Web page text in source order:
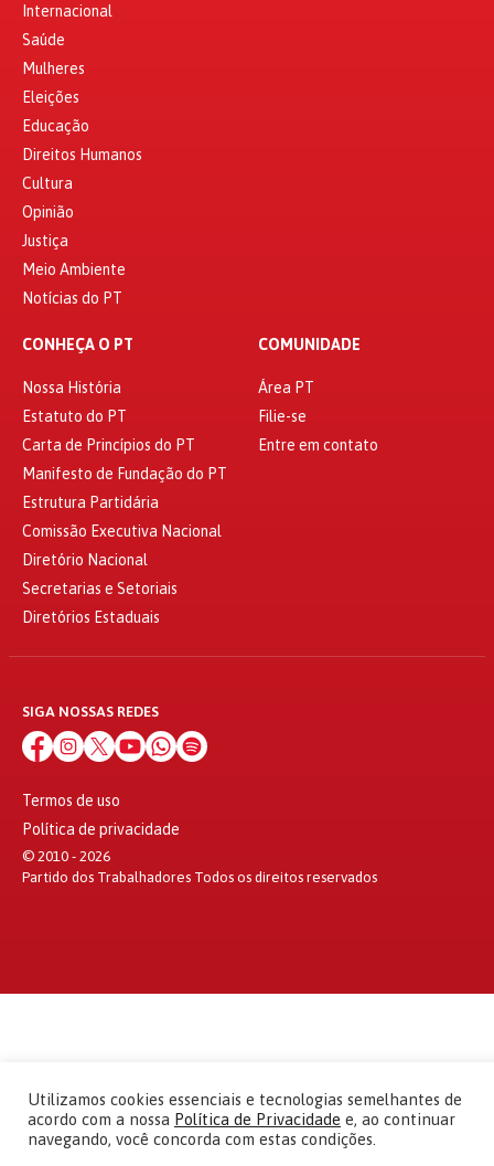
Internacional
Saúde
Mulheres
Eleições
Educação
Direitos Humanos
Cultura
Opinião
Justiça
Meio Ambiente
Notícias do PT
CONHEÇA O PT
Nossa História
Estatuto do PT
Carta de Princípios do PT
Manifesto de Fundação do PT
Estrutura Partidária
Comissão Executiva Nacional
Diretório Nacional
Secretarias e Setoriais
Diretórios Estaduais
COMUNIDADE
Área PT
Filie-se
Entre em contato
SIGA NOSSAS REDES
Termos de uso
Política de privacidade
© 2010 - 2026
Partido dos Trabalhadores Todos os direitos reservados
Utilizamos cookies essenciais e tecnologias semelhantes de
acordo com a nossa Política de Privacidade e, ao continuar
navegando, você concorda com estas condições.